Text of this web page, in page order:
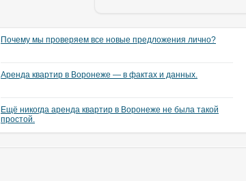
Почему мы проверяем все новые предложения лично?
Аренда квартир в Воронеже — в фактах и данных.
Ещё никогда аренда квартир в Воронеже не была такой
простой.